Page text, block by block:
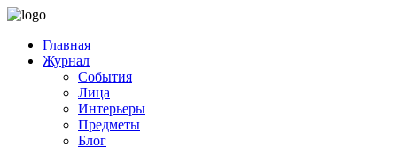
Главная
Журнал
События
Лица
Интерьеры
Предметы
Блог